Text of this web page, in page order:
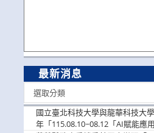
最新消息
選取分類
國立臺北科技大學與龍華科技大
年「115.08.10~08.12「AI賦能應